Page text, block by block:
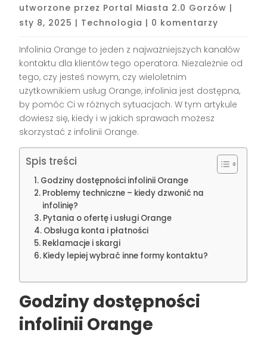
utworzone przez Portal Miasta 2.0 Gorzów |
sty 8, 2025 | Technologia | 0 komentarzy
Infolinia Orange to jeden z najważniejszych kanałów
kontaktu dla klientów tego operatora. Niezależnie od
tego, czy jesteś nowym, czy wieloletnim
użytkownikiem usług Orange, infolinia jest dostępna,
by pomóc Ci w różnych sytuacjach. W tym artykule
dowiesz się, kiedy i w jakich sprawach możesz
skorzystać z infolinii Orange.
Spis treści
Godziny dostępności infolinii Orange
Problemy techniczne – kiedy dzwonić na
infolinię?
Pytania o ofertę i usługi Orange
Obsługa konta i płatności
Reklamacje i skargi
Kiedy lepiej wybrać inne formy kontaktu?
Godziny dostępności
infolinii Orange